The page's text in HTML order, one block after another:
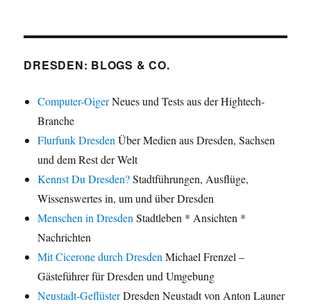
DRESDEN: BLOGS & CO.
Computer-OigerNeues und Tests aus der Hightech-
Branche
Flurfunk Dresden Über Medien aus Dresden, Sachsen
und dem Rest der Welt
Kennst Du Dresden?Stadtführungen, Ausflüge,
Wissenswertes in, um und über Dresden
Menschen in Dresden Stadtleben * Ansichten *
Nachrichten
Mit Cicerone durch Dresden Michael Frenzel –
Gästeführer für Dresden und Umgebung
Neustadt-GeflüsterDresden Neustadt von Anton Launer